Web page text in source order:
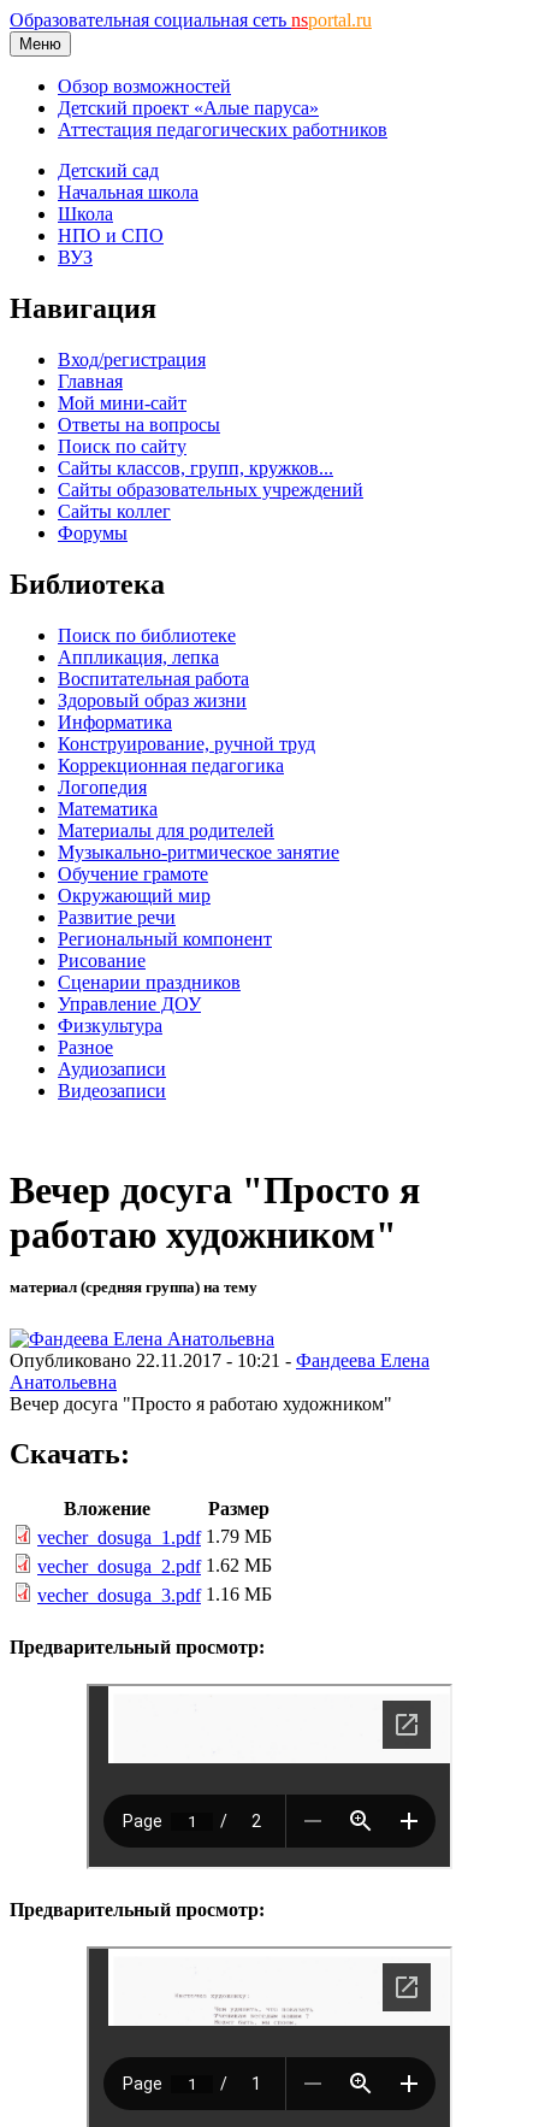
Образовательная социальная сеть nsportal.ru
Меню
Обзор возможностей
Детский проект «Алые паруса»
Аттестация педагогических работников
Детский сад
Начальная школа
Школа
НПО и СПО
ВУЗ
Навигация
Вход/регистрация
Главная
Мой мини-сайт
Ответы на вопросы
Поиск по сайту
Сайты классов, групп, кружков...
Сайты образовательных учреждений
Сайты коллег
Форумы
Библиотека
Поиск по библиотеке
Аппликация, лепка
Воспитательная работа
Здоровый образ жизни
Информатика
Конструирование, ручной труд
Коррекционная педагогика
Логопедия
Математика
Материалы для родителей
Музыкально-ритмическое занятие
Обучение грамоте
Окружающий мир
Развитие речи
Региональный компонент
Рисование
Сценарии праздников
Управление ДОУ
Физкультура
Разное
Аудиозаписи
Видеозаписи
Вечер досуга "Просто я
работаю художником"
материал (средняя группа) на тему
Опубликовано 22.11.2017 - 10:21 - Фандеева Елена
Анатольевна
Вечер досуга "Просто я работаю художником"
Скачать:
Вложение
Размер
vecher_dosuga_1.pdf 1.79 МБ
vecher_dosuga_2.pdf 1.62 МБ
vecher_dosuga_3.pdf 1.16 МБ
Предварительный просмотр:
Предварительный просмотр: